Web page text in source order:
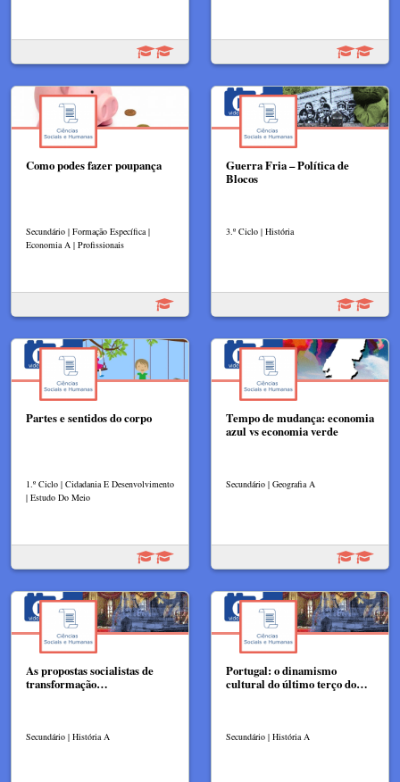
Como podes fazer poupança
Secundário | Formação Específica |
Economia A | Profissionais
Guerra Fria – Política de
Blocos
3.º Ciclo | História
Partes e sentidos do corpo
1.º Ciclo | Cidadania E Desenvolvimento
| Estudo Do Meio
Tempo de mudança: economia
azul vs economia verde
Secundário | Geografia A
As propostas socialistas de
transformação…
Secundário | História A
Portugal: o dinamismo
cultural do último terço do…
Secundário | História A